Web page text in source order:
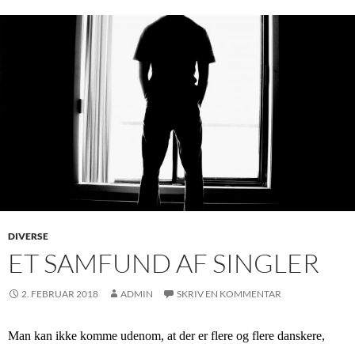
DIVERSE
ET SAMFUND AF SINGLER
2. FEBRUAR 2018 ADMIN SKRIV EN KOMMENTAR
Man kan ikke komme udenom, at der er flere og flere danskere,